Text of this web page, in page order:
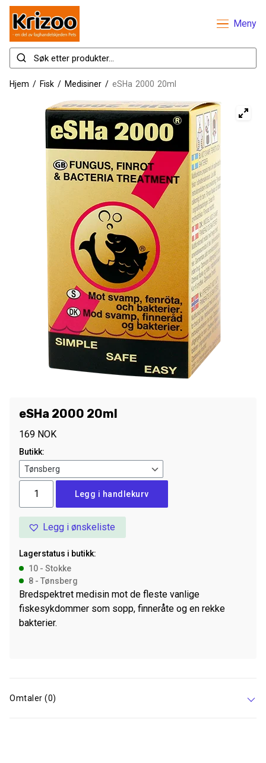
Meny
Hjem / Fisk / Medisiner / eSHa 2000 20ml
eSHa 2000 20ml
169 NOK
Butikk:
2000
20ml
antall
Legg i handlekurv
Legg i ønskeliste
Lagerstatus i butikk:
10 - Stokke
8 - Tønsberg
Bredspektret medisin mot de fleste vanlige
fiskesykdommer som sopp, finneråte og en rekke
bakterier.
Omtaler (0)